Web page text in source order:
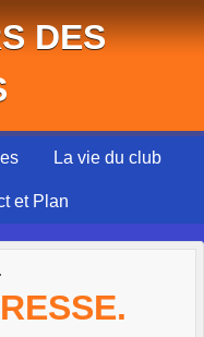
DES
La vie du club
et Plan